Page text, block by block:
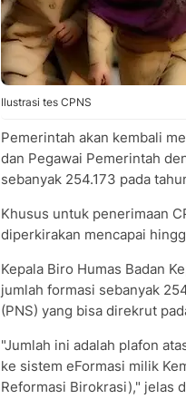
Ilustrasi tes CPNS
Pemerintah akan kembali
dan Pegawai Pemerintah
sebanyak 254.173 pada
Khusus untuk penerimaan
diperkirakan mencapai
Kepala Biro Humas Badan
jumlah formasi sebanyak
(PNS) yang bisa direkrut
"Jumlah ini adalah plafon
ke sistem eFormasi milik
Reformasi Birokrasi)," jelas